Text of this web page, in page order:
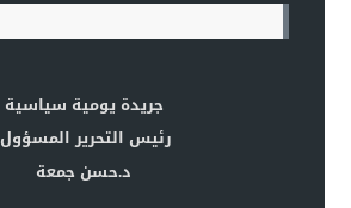
جريدة يومية سياسية
رئيس التحرير المسؤول
د.حسن جمعة